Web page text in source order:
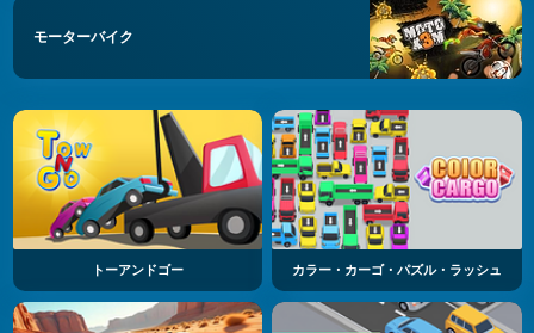
モーターバイク
トーアンドゴー カラー・カーゴ・パズル・ラッシュ